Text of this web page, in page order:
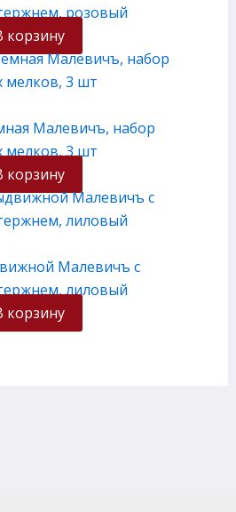
розовый
корзину
Малевичъ, набор
мелков, 3 шт
корзину
Малевичъ с
лиловый
корзину